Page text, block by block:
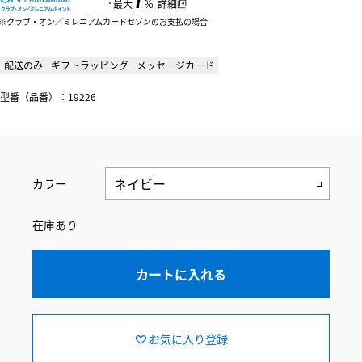
最大 ％ 詳細
クラブ・オン／ミレニアムカードセゾンのお支払の場合
配送のみ ギフトラッピング メッセージカード
型番（品番）：19226
カラー
在庫あり
カートに入れる
お気に入り登録